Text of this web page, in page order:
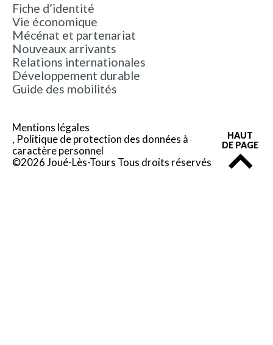
Fiche d’identité
Vie économique
Mécénat et partenariat
Nouveaux arrivants
Relations internationales
Développement durable
Guide des mobilités
Mentions légales
Politique de protection des données à
caractère personnel
©2026 Joué-Lès-Tours Tous droits réservés
HAUT
DE PAGE